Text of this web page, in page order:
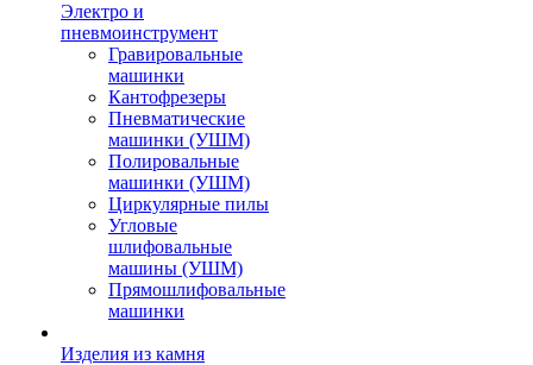
Электро и
пневмоинструмент
Гравировальные
машинки
Кантофрезеры
Пневматические
машинки (УШМ)
Полировальные
машинки (УШМ)
Циркулярные пилы
Угловые
шлифовальные
машины (УШМ)
Прямошлифовальные
машинки
Изделия из камня